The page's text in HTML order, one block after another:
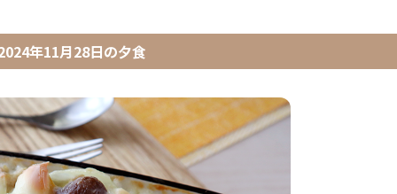
年11月28日の夕食